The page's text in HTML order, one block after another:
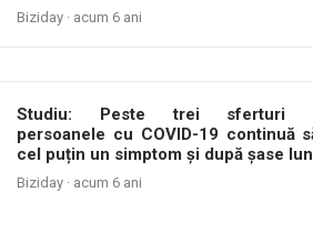
Biziday · acum 6 ani
Studiu: Peste trei sferturi
persoanele cu COVID-19 continuă
cel puțin un simptom și după șase
Biziday · acum 6 ani